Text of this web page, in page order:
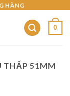
HÀNG
0
THẤP 51MM